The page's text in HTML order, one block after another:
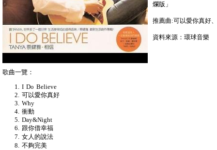
爛版」
推薦曲:可以愛你真好
資料來源：環球音樂
歌曲一覽：
I Do Believe
可以愛你真好
Why
衝動
Day&Night
跟你借幸福
女人的說法
不夠完美